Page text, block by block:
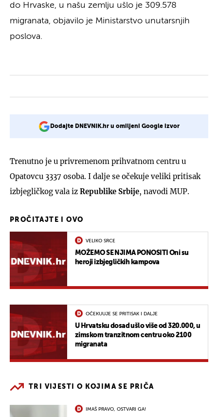
do Hrvaske, u našu zemlju ušlo je 309.578
migranata, objavilo je Ministarstvo unutarsnjih
poslova.
Dodajte DNEVNIK.hr u omiljeni Google izvor
Trenutno je u privremenom prihvatnom centru u
Opatovcu 3337 osoba. I dalje se očekuje veliki pritisak
izbjegličkog vala iz Republike Srbije, navodi MUP.
PROČITAJTE I OVO
VELIKO SRCE
MOŽEMO SE NJIMA PONOSITI Oni su
heroji izbjegličkih kampova
OČEKUUJE SE PRITISAK I DALJE
U Hrvatsku dosad ušlo više od 320.000, u
zimskom tranzitnom centru oko 2100
migranata
TRI VIJESTI O KOJIMA SE PRIČA
IMAŠ PRAVO, OSTVARI GA!